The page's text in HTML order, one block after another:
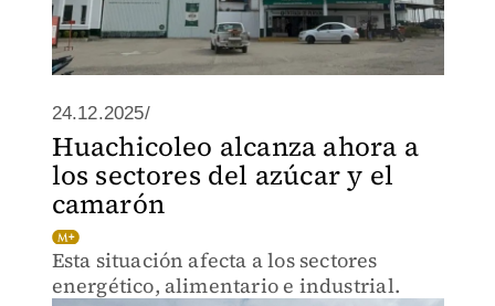
24.12.2025/
Huachicoleo alcanza ahora a
los sectores del azúcar y el
camarón
Esta situación afecta a los sectores
energético, alimentario e industrial.